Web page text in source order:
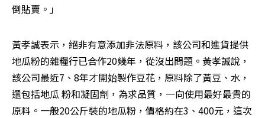
倒貼賣。」
黃孝誠表示，絕非有意添加非法原料，該公司和進貨提供
地瓜粉的雜糧行已合作20幾年，從沒出問題。黃孝誠說，
該公司最近7、8年才開始製作豆花，原料除了黃豆、水，
還包括地瓜 粉和凝固劑，為求品質，一向使用最好最貴的
原料。一般20公斤裝的地瓜粉，價格約在3、400元，這次